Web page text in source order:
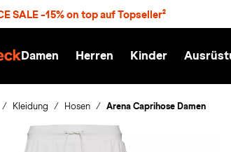
SALE -15% on top auf Topseller²
Damen Herren Kinder
Kleidung Hosen Arena Caprihose Damen